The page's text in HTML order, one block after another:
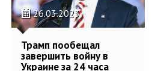
26.03.2023
Трамп пообещал
завершить войну в
Украине за 24 часа